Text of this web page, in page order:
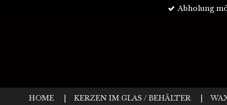
Abholung
HOME KERZEN IM GLAS / BEHÄLTER